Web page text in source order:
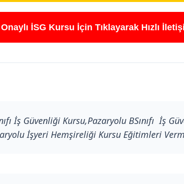
İSG Kursu İçin Tıklayarak Hızlı
İş Güvenliği Kursu,Pazaryolu BSınıfı İş
İşyeri Hemşireliği Kursu Eğitimleri